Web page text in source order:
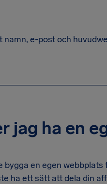
namn, e-post och
jag ha en
bygga en egen
ha ett sätt att dela din